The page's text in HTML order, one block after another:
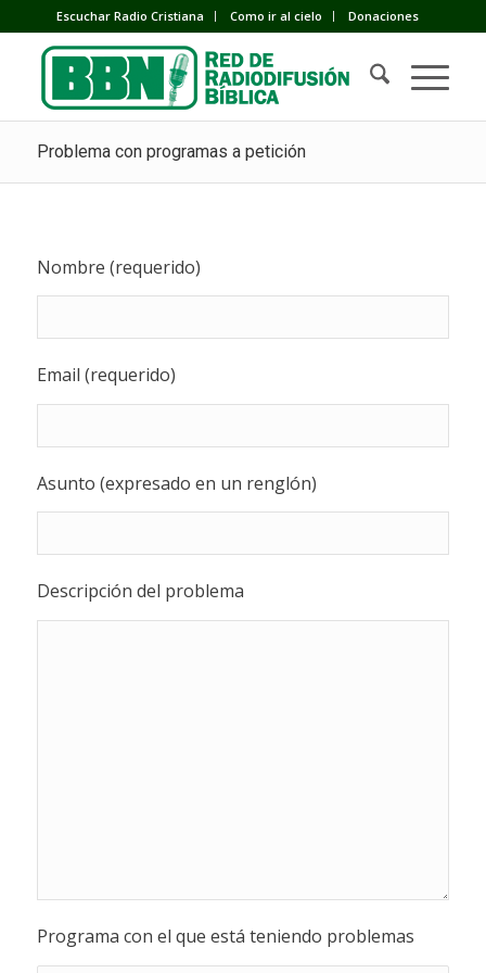
Escuchar Radio Cristiana Como ir al cielo Donaciones
Problema con programas a petición
Nombre (requerido)
Email (requerido)
Asunto (expresado en un renglón)
Descripción del problema
Programa con el que está teniendo problemas